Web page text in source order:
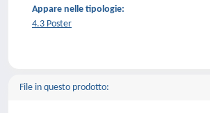
Appare nelle tipologie:
4.3 Poster
File in questo prodotto: